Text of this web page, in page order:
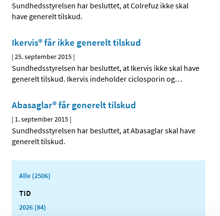
Sundhedsstyrelsen har besluttet, at Colrefuz ikke skal
have generelt tilskud.
Ikervis® får ikke generelt tilskud
|25. september 2015 |
Sundhedsstyrelsen har besluttet, at Ikervis ikke skal have
generelt tilskud. Ikervis indeholder ciclosporin og…
Abasaglar® får generelt tilskud
| 1. september 2015 |
Sundhedsstyrelsen har besluttet, at Abasaglar skal have
generelt tilskud.
Alle (2506)
TID
2026 (84)